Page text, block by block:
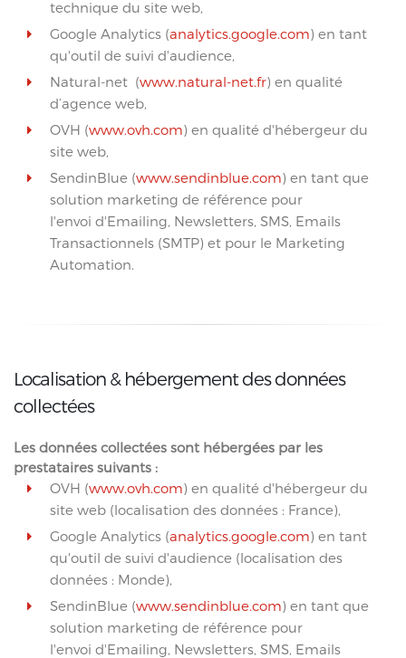
technique du site web,
​Google Analytics (analytics.google.com) en tant
qu'outil de suivi d'audience,
Natural-net (www.natural-net.fr) en qualité
d’agence web,
OVH (www.ovh.com) en qualité d'hébergeur du
site web,
SendinBlue (www.sendinblue.com) en tant que
solution marketing de référence pour
l'envoi d'Emailing, Newsletters, SMS, Emails
Transactionnels (SMTP) et pour le Marketing
Automation.
Localisation & hébergement des données
collectées
Les données collectées sont hébergées par les
prestataires suivants :
OVH (www.ovh.com) en qualité d'hébergeur du
site web (localisation des données : France),
Google Analytics (analytics.google.com) en tant
qu'outil de suivi d'audience (localisation des
données : Monde),
SendinBlue (www.sendinblue.com) en tant que
solution marketing de référence pour
l'envoi d'Emailing, Newsletters, SMS, Emails